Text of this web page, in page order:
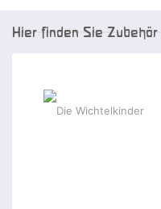
Hier finden Sie Zubehör